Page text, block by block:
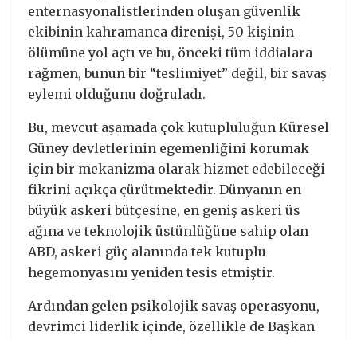
enternasyonalistlerinden oluşan güvenlik
ekibinin kahramanca direnişi, 50 kişinin
ölümüne yol açtı ve bu, önceki tüm iddialara
rağmen, bunun bir “teslimiyet” değil, bir savaş
eylemi olduğunu doğruladı.
Bu, mevcut aşamada çok kutupluluğun Küresel
Güney devletlerinin egemenliğini korumak
için bir mekanizma olarak hizmet edebileceği
fikrini açıkça çürütmektedir. Dünyanın en
büyük askeri bütçesine, en geniş askeri üs
ağına ve teknolojik üstünlüğüne sahip olan
ABD, askeri güç alanında tek kutuplu
hegemonyasını yeniden tesis etmiştir.
Ardından gelen psikolojik savaş operasyonu,
devrimci liderlik içinde, özellikle de Başkan